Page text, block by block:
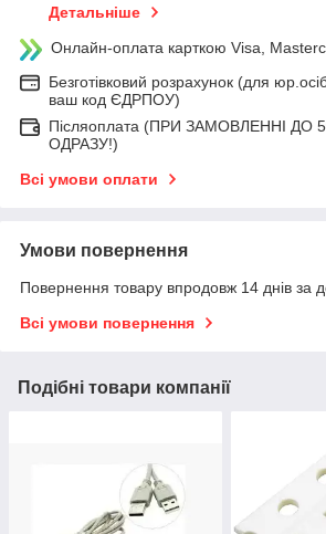
Детальніше
Онлайн-оплата карткою Visa,
Безготівковий розрахунок (для
ваш код ЄДРПОУ)
Післяоплата (ПРИ ЗАМОВЛЕННІ ДО
ОДРАЗУ!)
Всі умови оплати
Умови повернення
Повернення товару впродовж 14 днів за
Всі умови повернення
Подібні товари компанії